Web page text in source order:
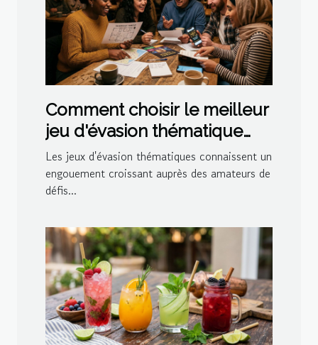
Comment choisir le meilleur
jeu d'évasion thématique
pour votre prochaine sortie
?
Les jeux d'évasion thématiques connaissent un
engouement croissant auprès des amateurs de
défis...